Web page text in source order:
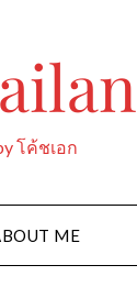
โค้ชเอก
ME